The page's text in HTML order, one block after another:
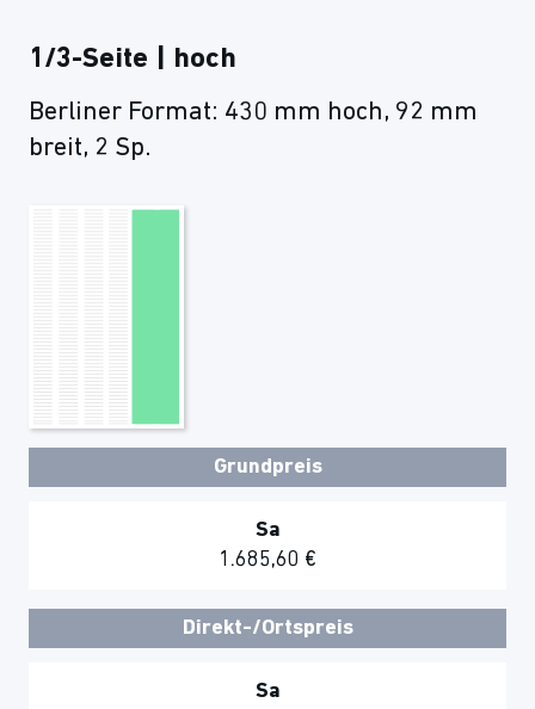
1/3-Seite | hoch
Berliner Format: 430 mm hoch, 92 mm
breit, 2 Sp.
Grundpreis
Sa
1.685,60 €
Direkt-/Ortspreis
Sa